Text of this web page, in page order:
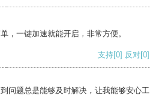
，一键加速就能开启，非常方便。
支持[0] 反对[0]
问题总是能够及时解决，让我能够安心工